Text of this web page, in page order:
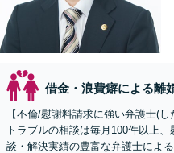
借金・浪費癖による離
【不倫/慰謝料請求に強い弁護士(
トラブルの相談は毎月100件以上
談・解決実績の豊富な弁護士によ